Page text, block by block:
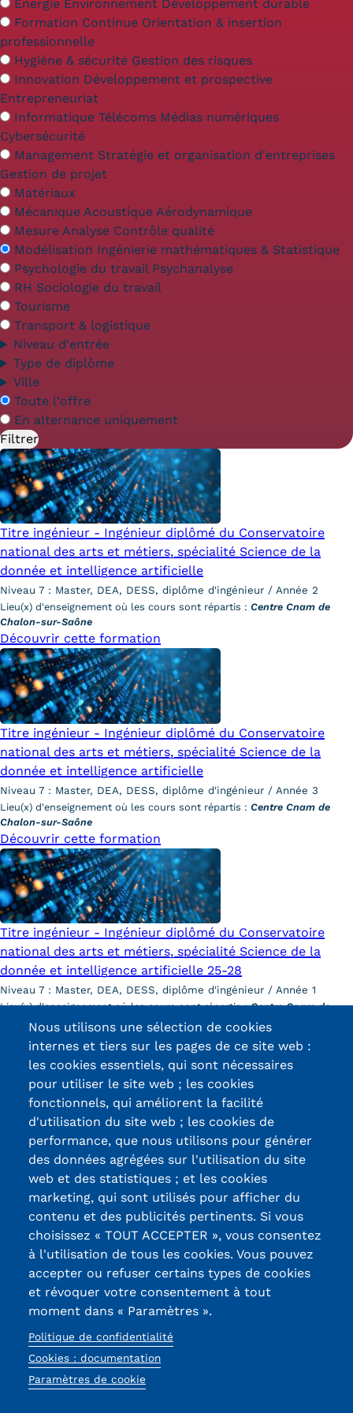
l'Expérience (VAE)
Validation des études
supérieures (VES)
Validation des acquis
professionnels et personnels
Infos pratiques
Discrimination/égalité/mixité
Handi'Cnam
Témoignages
Statistiques
FAQ
Lexique
Téléchargements
Qualiopi
Le Cnam ICSV
Mobilité internationale et
Erasmus
Règlement intérieur
Infos élèves
Modalités d'inscription
Tarifs
Modalités de financement
Infos entreprises
Former ses salariés
Accueillir un alternant ?
Taxe d'apprentissage
Infos enseignants
Être enseignant au Cnam
Infos partenaires
Liste des partenaires
Communication
Kits communications Cnam
Prospect
Fiche contact salons, forums,
JPO
Énergie Environnement Développement durable
Formation Continue Orientation & insertion
professionnelle
Hygiène & sécurité Gestion des risques
Innovation Développement et prospective
Entrepreneuriat
Informatique Télécoms Médias numériques
Cybersécurité
Management Stratégie et organisation d'entreprises
Gestion de projet
Matériaux
Mécanique Acoustique Aérodynamique
Mesure Analyse Contrôle qualité
Modélisation Ingénierie mathématiques & Statistique
Psychologie du travail Psychanalyse
RH Sociologie du travail
Tourisme
Transport & logistique
Niveau d'entrée
Type de diplôme
Ville
En
alternance
Toute l'offre
En alternance uniquement
Titre ingénieur - Ingénieur diplômé du Conservatoire
national des arts et métiers, spécialité Science de la
donnée et intelligence artificielle
Niveau 7 : Master, DEA, DESS, diplôme d'ingénieur / Année 2
Lieu(x) d'enseignement où les cours sont répartis : Centre Cnam de
Chalon-sur-Saône
Découvrir cette formation
Titre ingénieur - Ingénieur diplômé du Conservatoire
national des arts et métiers, spécialité Science de la
donnée et intelligence artificielle
Niveau 7 : Master, DEA, DESS, diplôme d'ingénieur / Année 3
Lieu(x) d'enseignement où les cours sont répartis : Centre Cnam de
Chalon-sur-Saône
Découvrir cette formation
Titre ingénieur - Ingénieur diplômé du Conservatoire
national des arts et métiers, spécialité Science de la
donnée et intelligence artificielle 25-28
Niveau 7 : Master, DEA, DESS, diplôme d'ingénieur / Année 1
Lieu(x) d'enseignement où les cours sont répartis :Centre Cnam de
Chalon-sur-Saône
Découvrir cette formation
13, Rue Ernest
Thierry-Mieg
90010 BELFORT
Cedex
03 84 58 33 10
Réseaux
sociaux
Certifications /
Labels qualité
Nous utilisons une sélection de cookies
internes et tiers sur les pages de ce site web :
les cookies essentiels, qui sont nécessaires
pour utiliser le site web ; les cookies
fonctionnels, qui améliorent la facilité
d'utilisation du site web ; les cookies de
performance, que nous utilisons pour générer
des données agrégées sur l'utilisation du site
web et des statistiques ; et les cookies
marketing, qui sont utilisés pour afficher du
contenu et des publicités pertinents. Si vous
choisissez « TOUT ACCEPTER », vous consentez
à l'utilisation de tous les cookies. Vous pouvez
accepter ou refuser certains types de cookies
et révoquer votre consentement à tout
moment dans « Paramètres ».
Politique de confidentialité
Cookies : documentation
Paramètres de cookie